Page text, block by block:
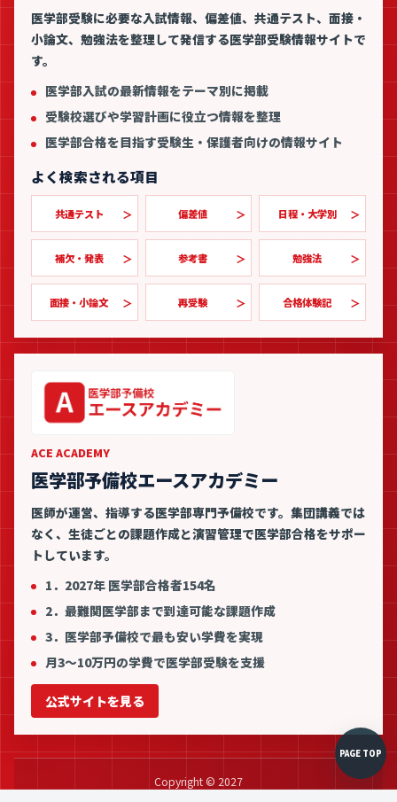
医学部受験に必要な入試情報、偏差値、共通テスト、面接・
小論文、勉強法を整理して発信する医学部受験情報サイトで
す。
医学部入試の最新情報をテーマ別に掲載
受験校選びや学習計画に役立つ情報を整理
医学部合格を目指す受験生・保護者向けの情報サイト
よく検索される項目
共通テスト 偏差値 日程・大学別
補欠・発表 参考書 勉強法
面接・小論文 再受験 合格体験記
ACE ACADEMY
医学部予備校エースアカデミー
医師が運営、指導する医学部専門予備校です。集団講義では
なく、生徒ごとの課題作成と演習管理で医学部合格をサポー
トしています。
1．2027年 医学部合格者154名
2．最難関医学部まで到達可能な課題作成
3．医学部予備校で最も安い学費を実現
月3〜10万円の学費で医学部受験を支援
公式サイトを見る
Copyright © 2027
PAGE TOP